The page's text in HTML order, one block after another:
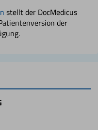
stellt der DocMedicus
der